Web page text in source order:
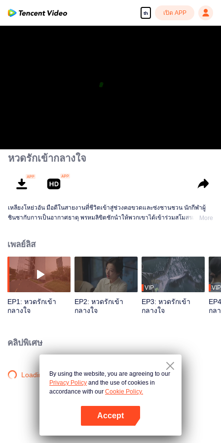
th เปิด APP
หวดรักเข้ากลางใจ
เหลียงโหย่วอัน มือดีในสายงานที่ชีวิตเข้าสู่ช่วงคอขวดและซ่งชานชวน นักกีฬาผู้
ชินชากับการเป็นอากาศธาตุ พรหมลิขิตชักนำให้พวกเขาได้เข้าร่วมสโมสรเทนนิส
ทีมก็ร่วมฝ่าฟันอุปสรรคต่าง ๆ พยายามสร้างสโมสรอาชีพที่แข็งแกร่ง ในช่วงเวลา
นั้นเหลียงโหย่วอันและซ่งซานชวนก็เริ่มรักกัน ทั้งต้องเผชิญหน้ากับความขัดแย้ง
เรื่องทัศนคติและประสบการณ์ชีวิต สโมสรพัฒนาขึ้นเรื่อย ๆ พวกเขาเองก็ได้ก้าว
ข้ามตัวเอง เพิ่มพูนความมั่นใจครั้งแล้วครั้งแล้วระหว่างการต่อสู้เหล่านั้น สุดท้าย
ก็ได้มาซึ่งความเติบโตในหน้าที่การงานและความรักอันงดงาม
More
เพลย์ลิส
EP1: หวดรักเข้า
กลางใจ
EP2: หวดรักเข้า
กลางใจ
VIP
EP3: หวดรักเข้า
กลางใจ
VIP
กล
คลิปพิเศษ
Loading…By using the website, you are agreeing to our
Privacy Policy and the use of cookies in
accordance with our Cookie Policy.
Accept